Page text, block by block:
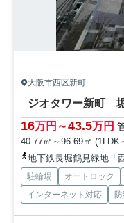
大阪市西区新町
ジオタワー新町
16万円～43.5万円
40.77㎡～96.69㎡ (1LDK
地下鉄長堀鶴見緑地「
駐輪場 オートロック
インターネット対応
防